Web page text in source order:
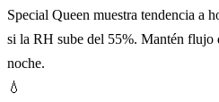
Special Queen muestra tendencia a
si la RH sube del 55%. Mantén flujo
noche.
💧